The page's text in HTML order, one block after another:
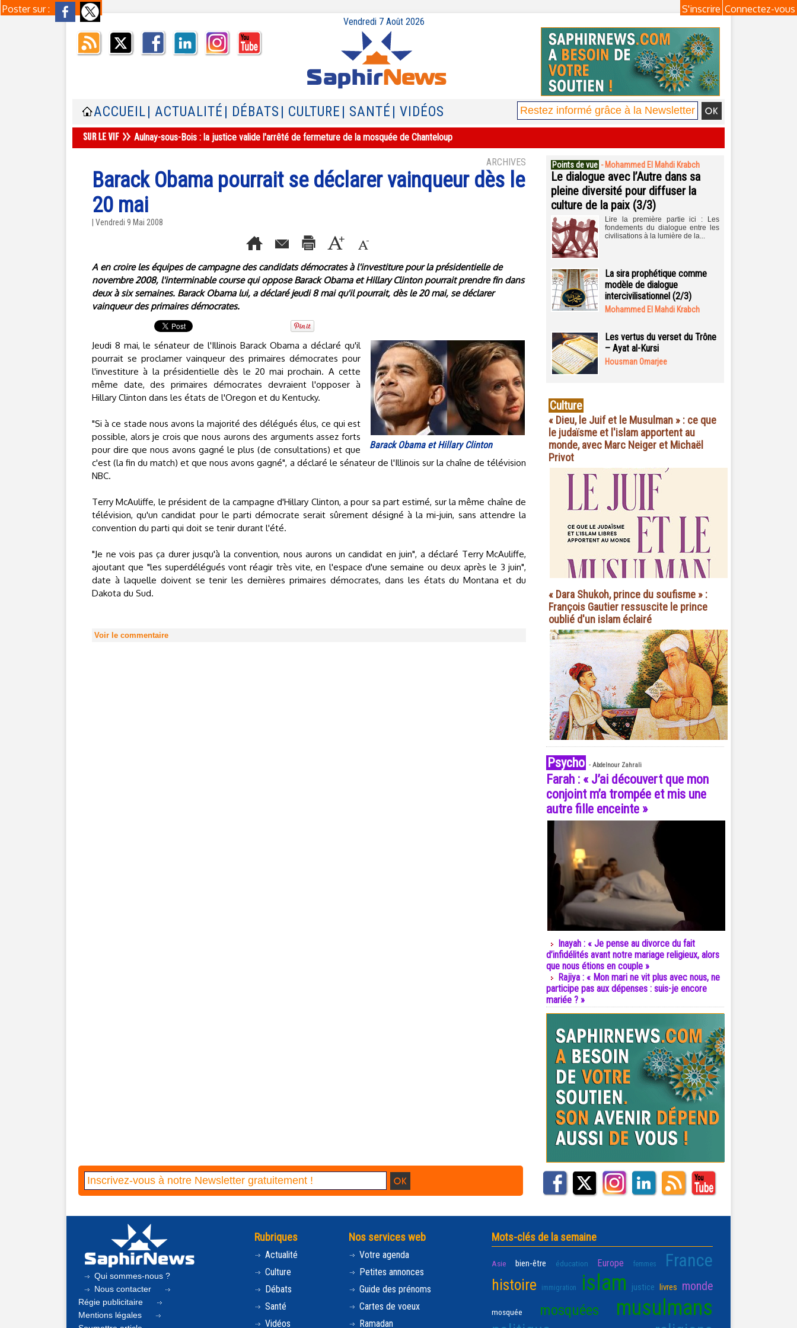
Poster sur : Connectez-vous
S'inscrire
Vendredi 7 Août 2026
ACCUEIL | ACTUALITÉ | DÉBATS | CULTURE | SANTÉ | VIDÉOS
Aulnay-sous-Bois : la justice valide l'arrêté de fermeture de la mosquée de Chanteloup
ARCHIVES
Barack Obama pourrait se déclarer vainqueur dès le
20 mai
| Vendredi 9 Mai 2008
A en croire les équipes de campagne des candidats démocrates à l'investiture pour la présidentielle de
novembre 2008, l'interminable course qui oppose Barack Obama et Hillary Clinton pourrait prendre fin dans
deux à six semaines. Barack Obama lui, a déclaré jeudi 8 mai qu'il pourrait, dès le 20 mai, se déclarer
vainqueur des primaires démocrates.
Barack Obama et Hillary Clinton
Jeudi 8 mai, le sénateur de l'Illinois Barack Obama a déclaré qu'il
pourrait se proclamer vainqueur des primaires démocrates pour
l'investiture à la présidentielle dès le 20 mai prochain. A cette
même date, des primaires démocrates devraient l'opposer à
Hillary Clinton dans les états de l'Oregon et du Kentucky.
"Si à ce stade nous avons la majorité des délégués élus, ce qui est
possible, alors je crois que nous aurons des arguments assez forts
pour dire que nous avons gagné le plus (de consultations) et que
c'est (la fin du match) et que nous avons gagné", a déclaré le sénateur de l'Illinois sur la chaîne de télévision
NBC.
Terry McAuliffe, le président de la campagne d'Hillary Clinton, a pour sa part estimé, sur la même chaîne de
télévision, qu'un candidat pour le parti démocrate serait sûrement désigné à la mi-juin, sans attendre la
convention du parti qui doit se tenir durant l'été.
"Je ne vois pas ça durer jusqu'à la convention, nous aurons un candidat en juin", a déclaré Terry McAuliffe,
ajoutant que "les superdélégués vont réagir très vite, en l'espace d'une semaine ou deux après le 3 juin",
date à laquelle doivent se tenir les dernières primaires démocrates, dans les états du Montana et du
Dakota du Sud.
Voir le commentaire
Points de vue - Mohammed El Mahdi Krabch
Le dialogue avec l’Autre dans sa
pleine diversité pour diffuser la
culture de la paix (3/3)
Lire la première partie ici : Les
fondements du dialogue entre les
civilisations à la lumière de la...
La sira prophétique comme
modèle de dialogue
intercivilisationnel (2/3)
Mohammed El Mahdi Krabch
Les vertus du verset du Trône
– Ayat al-Kursi
Housman Omarjee
Culture
« Dieu, le Juif et le Musulman » : ce que
le judaïsme et l'islam apportent au
monde, avec Marc Neiger et Michaël
Privot
« Dara Shukoh, prince du soufisme » :
François Gautier ressuscite le prince
oublié d'un islam éclairé
Psycho - Abdelnour Zahrali
Farah : « J’ai découvert que mon
conjoint m’a trompée et mis une
autre fille enceinte »
Inayah : « Je pense au divorce du fait
d’infidélités avant notre mariage religieux, alors
que nous étions en couple »
Rajiya : « Mon mari ne vit plus avec nous, ne
participe pas aux dépenses : suis-je encore
mariée ? »
Qui sommes-nous ?
Nous contacter
Régie publicitaire
Mentions légales
Rubriques
Actualité
Culture
Débats
Santé
Vidéos
Nos services web
Votre agenda
Petites annonces
Guide des prénoms
Cartes de voeux
Ramadan
Mots-clés de la semaine
Asie bien-être éducation Europe femmes France
histoire immigration islam justice livres monde
mosquée mosquées musulmans